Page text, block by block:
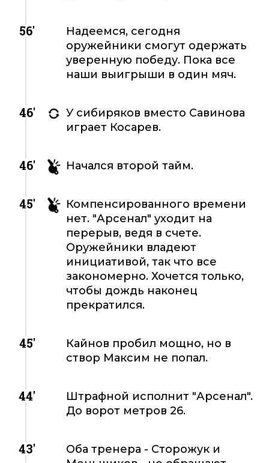
56'
Надеемся, сегодня
оружейники смогут одержать
уверенную победу. Пока все
наши выигрыши в один мяч.
46'
У сибиряков вместо Савинова
играет Косарев.
46' Начался второй тайм.
45'
Компенсированного времени
нет. "Арсенал" уходит на
перерыв, ведя в счете.
Оружейники владеют
инициативой, так что все
закономерно. Хочется только,
чтобы дождь наконец
прекратился.
45'
Кайнов пробил мощно, но в
створ Максим не попал.
44'
Штрафной исполнит "Арсенал".
До ворот метров 26.
43'
Оба тренера - Сторожук и